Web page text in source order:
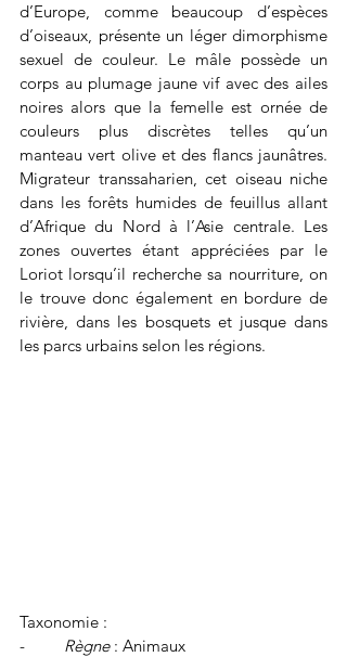
d’Europe, comme beaucoup d’espèces
d’oiseaux, présente un léger dimorphisme
sexuel de couleur. Le mâle possède un
corps au plumage jaune vif avec des ailes
noires alors que la femelle est ornée de
couleurs plus discrètes telles qu’un
manteau vert olive et des flancs jaunâtres.
Migrateur transsaharien, cet oiseau niche
dans les forêts humides de feuillus allant
d’Afrique du Nord à l’Asie centrale. Les
zones ouvertes étant appréciées par le
Loriot lorsqu’il recherche sa nourriture, on
le trouve donc également en bordure de
rivière, dans les bosquets et jusque dans
les parcs urbains selon les régions.
Taxonomie :
- Règne : Animaux